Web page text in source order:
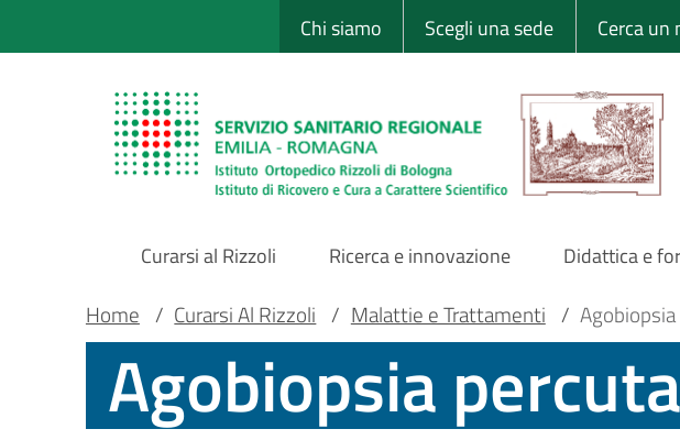
al
Sito Web Istituto
Chi siamo Scegli una sede Cerca un
Main
Navigation
Curarsi al Rizzoli Ricerca e innovazione Didattica e
Main container
Briciole
Home / Curarsi Al Rizzoli / Malattie e Trattamenti /
Agobiopsia